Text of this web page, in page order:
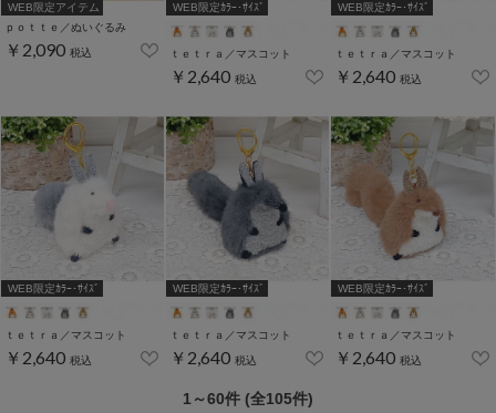
WEB限定アイテム
ｐｏｔｔｅ／ぬいぐるみ
￥2,090 税込
WEB限定ｶﾗｰ･ｻｲｽﾞ
ｔｅｔｒａ／マスコット
￥2,640 税込
WEB限定ｶﾗｰ･ｻｲｽﾞ
ｔｅｔｒａ／マスコット
￥2,640 税込
WEB限定ｶﾗｰ･ｻｲｽﾞ
ｔｅｔｒａ／マスコット
￥2,640 税込
WEB限定ｶﾗｰ･ｻｲｽﾞ
ｔｅｔｒａ／マスコット
￥2,640 税込
WEB限定ｶﾗｰ･ｻｲｽﾞ
ｔｅｔｒａ／マスコット
￥2,640 税込
1～60件 (全105件)